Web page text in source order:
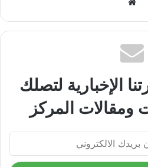
الإخبارية لتصلك
المركز